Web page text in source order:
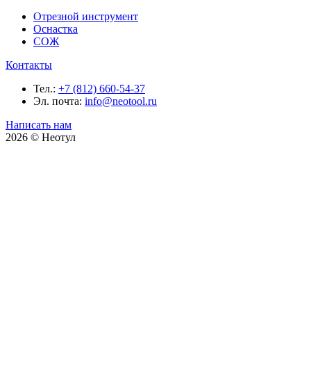
Отрезной инструмент
Оснастка
СОЖ
Контакты
Тел.: +7 (812) 660-54-37
Эл. почта: info@neotool.ru
Написать нам
2026 © Неотул